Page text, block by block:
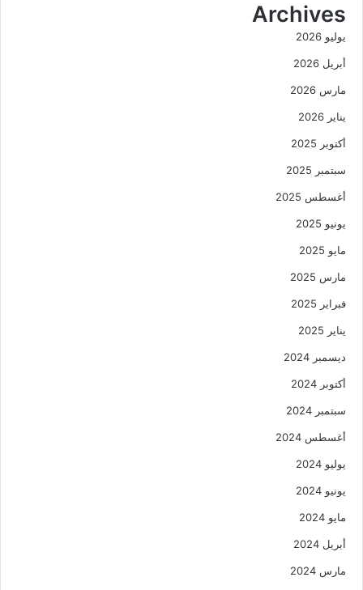
Archives
يوليو 2026
أبريل 2026
مارس 2026
يناير 2026
أكتوبر 2025
سبتمبر 2025
أغسطس 2025
يونيو 2025
مايو 2025
مارس 2025
فبراير 2025
يناير 2025
ديسمبر 2024
أكتوبر 2024
سبتمبر 2024
أغسطس 2024
يوليو 2024
يونيو 2024
مايو 2024
أبريل 2024
مارس 2024